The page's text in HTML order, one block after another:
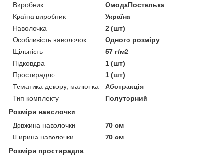
Виробник
ОмодаПостелька
Країна виробник
Україна
Наволочка
2 (шт)
Особливість наволочок
Одного розміру
Щільність
57 г/м2
Підковдра
1 (шт)
Простирадло
1 (шт)
Тематика декору, малюнка
Абстракція
Тип комплекту
Полуторний
Розміри наволочки
Довжина наволочки
70 см
Ширина наволочки
70 см
Розміри простирадла